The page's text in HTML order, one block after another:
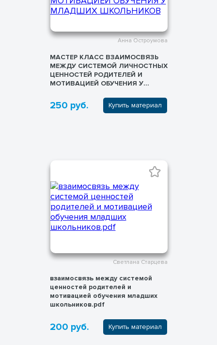
Анна Остроумова
МАСТЕР КЛАСС ВЗАИМОСВЯЗЬ
МЕЖДУ СИСТЕМОЙ ЛИЧНОСТНЫХ
ЦЕННОСТЕЙ РОДИТЕЛЕЙ И
МОТИВАЦИЕЙ ОБУЧЕНИЯ У
250 руб. Купить материал
Светлана Старцева
взаимосвязь между системой
ценностей родителей и
мотивацией обучения младших
школьников.pdf
200 руб. Купить материал